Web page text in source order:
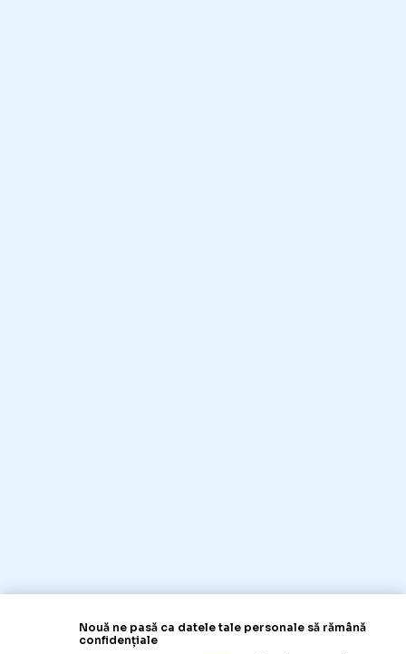
Nouă ne pasă ca datele tale personale să rămână
confidențiale